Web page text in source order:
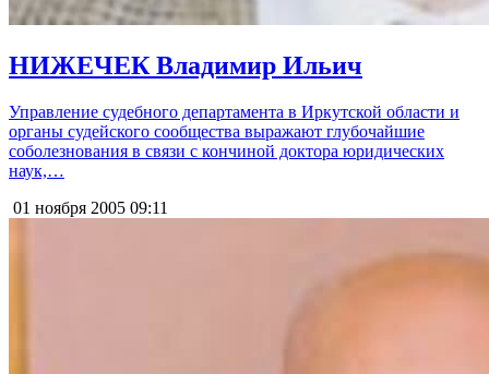
НИЖЕЧЕК Владимир Ильич
Управление судебного департамента в Иркутской области и
органы судейского сообщества выражают глубочайшие
соболезнования в связи с кончиной доктора юридических
наук,…
01 ноября 2005 09:11